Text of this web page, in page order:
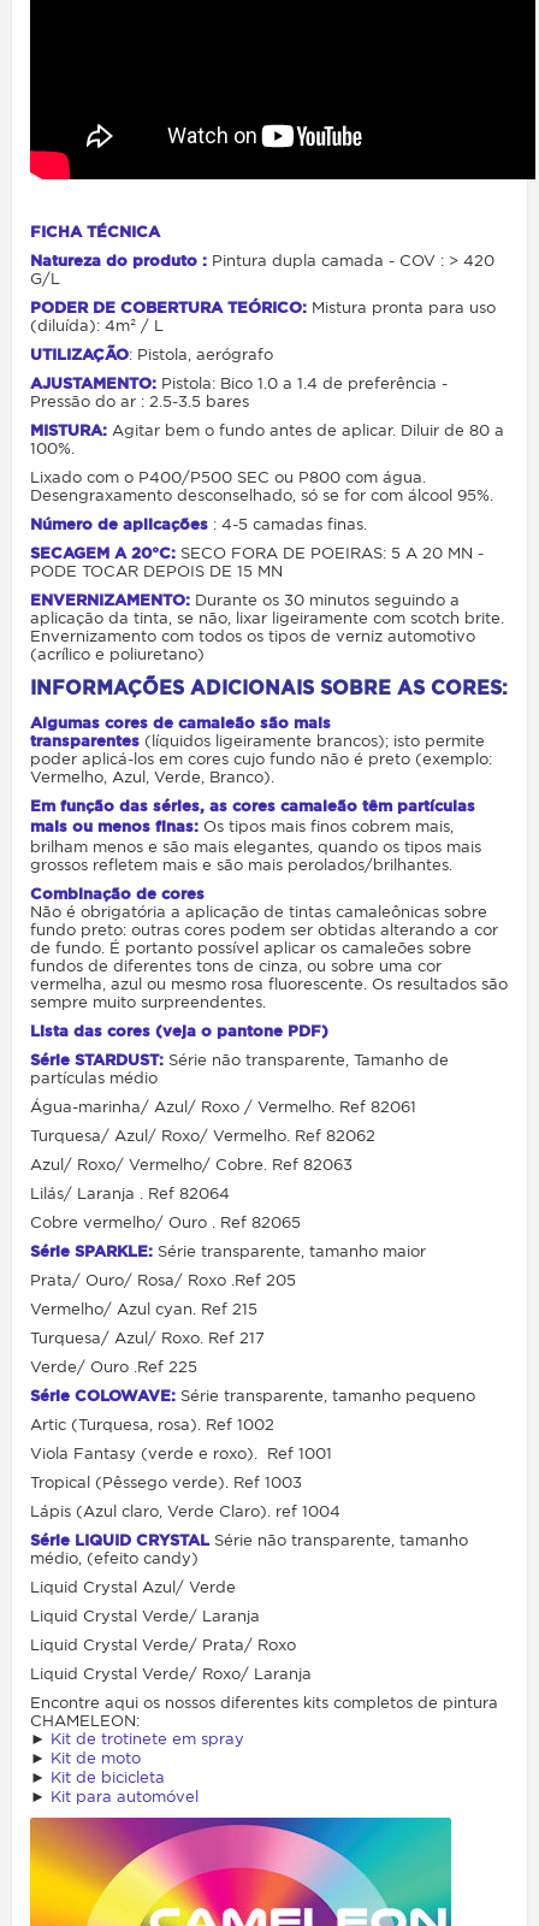
FICHA TÉCNICA
Natureza do produto : Pintura dupla camada - COV : > 420
G/L
PODER DE COBERTURA TEÓRICO: Mistura pronta para uso
(diluída): 4m² / L
UTILIZAÇÃO: Pistola, aerógrafo
AJUSTAMENTO: Pistola: Bico 1.0 a 1.4 de preferência -
Pressão do ar : 2.5-3.5 bares
MISTURA: Agitar bem o fundo antes de aplicar. Diluir de 80 a
100%.
Lixado com o P400/P500 SEC ou P800 com água.
Desengraxamento desconselhado, só se for com álcool 95%.
Número de aplicações : 4-5 camadas finas.
SECAGEM A 20°C: SECO FORA DE POEIRAS: 5 A 20 MN -
PODE TOCAR DEPOIS DE 15 MN
ENVERNIZAMENTO: Durante os 30 minutos seguindo a
aplicação da tinta, se não, lixar ligeiramente com scotch brite.
Envernizamento com todos os tipos de verniz automotivo
(acrílico e poliuretano)
INFORMAÇÕES ADICIONAIS SOBRE AS CORES:
Algumas cores de camaleão são mais
transparentes (líquidos ligeiramente brancos); isto permite
poder aplicá-los em cores cujo fundo não é preto (exemplo:
Vermelho, Azul, Verde, Branco).
Em função das séries, as cores camaleão têm partículas
mais ou menos finas: Os tipos mais finos cobrem mais,
brilham menos e são mais elegantes, quando os tipos mais
grossos refletem mais e são mais perolados/brilhantes.
Combinação de cores
Não é obrigatória a aplicação de tintas camaleônicas sobre
fundo preto: outras cores podem ser obtidas alterando a cor
de fundo. É portanto possível aplicar os camaleões sobre
fundos de diferentes tons de cinza, ou sobre uma cor
vermelha, azul ou mesmo rosa fluorescente. Os resultados são
sempre muito surpreendentes.
Lista das cores (veja o pantone PDF)
Série STARDUST: Série não transparente, Tamanho de
partículas médio
Água-marinha/ Azul/ Roxo / Vermelho. Ref 82061
Turquesa/ Azul/ Roxo/ Vermelho . Ref 82062
Azul/ Roxo/ Vermelho/ Cobre. Ref 82063
Lilás/ Laranja . Ref 82064
Cobre vermelho/ Ouro . Ref 82065
Série SPARKLE: Série transparente, tamanho maior
Prata/ Ouro/ Rosa/ Roxo .Ref 205
Vermelho/ Azul cyan. Ref 215
Turquesa/ Azul/ Roxo. Ref 217
Verde/ Ouro .Ref 225
Série COLOWAVE: Série transparente, tamanho pequeno
Artic (Turquesa, rosa). Ref 1002
Viola Fantasy (verde e roxo). Ref 1001
Tropical (Pêssego verde). Ref 1003
Lápis (Azul claro, Verde Claro). ref 1004
Série LIQUID CRYSTALSérie não transparente, tamanho
médio, (efeito candy)
Liquid Crystal Azul/ Verde
Liquid Crystal Verde/ Laranja
Liquid Crystal Verde/ Prata/ Roxo
Liquid Crystal Verde/ Roxo/ Laranja
Encontre aqui os nossos diferentes kits completos de pintura
CHAMELEON:
► Kit de trotinete em spray
► Kit de moto
► Kit de bicicleta
► Kit para automóvel